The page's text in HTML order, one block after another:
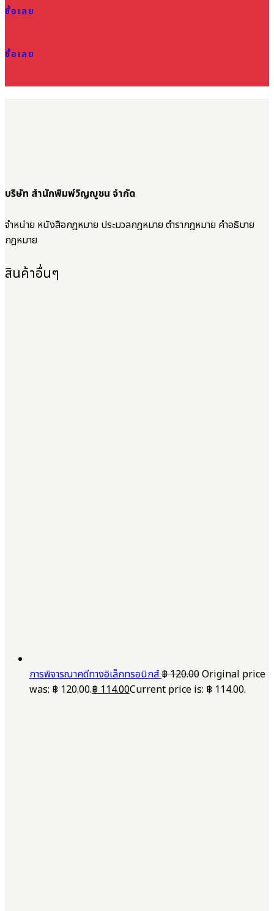
ซื้อเลย
ซื้อเลย
บริษัท สำนักพิมพ์วิญญูชน จำกัด
จำหน่าย หนังสือกฎหมาย ประมวลกฎหมาย ตำรากฎหมาย คำอธิบาย
กฎหมาย
สินค้าอื่นๆ
การพิจารณาคดีทางอิเล็กทรอนิกส์฿120.00Original price
was: ฿ 120.00.฿114.00Current price is: ฿ 114.00.